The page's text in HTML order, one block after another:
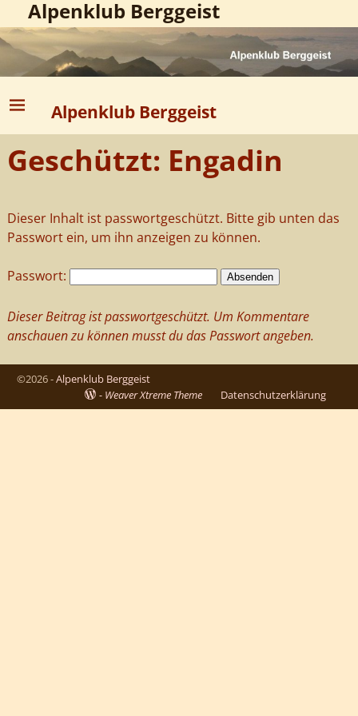
Alpenklub Berggeist
Alpenklub Berggeist
Geschützt: Engadin
Dieser Inhalt ist passwortgeschützt. Bitte gib unten das
Passwort ein, um ihn anzeigen zu können.
Passwort:
Dieser Beitrag ist passwortgeschützt. Um Kommentare
anschauen zu können musst du das Passwort angeben.
©2026 -Alpenklub Berggeist
- Weaver Xtreme Theme Datenschutzerklärung